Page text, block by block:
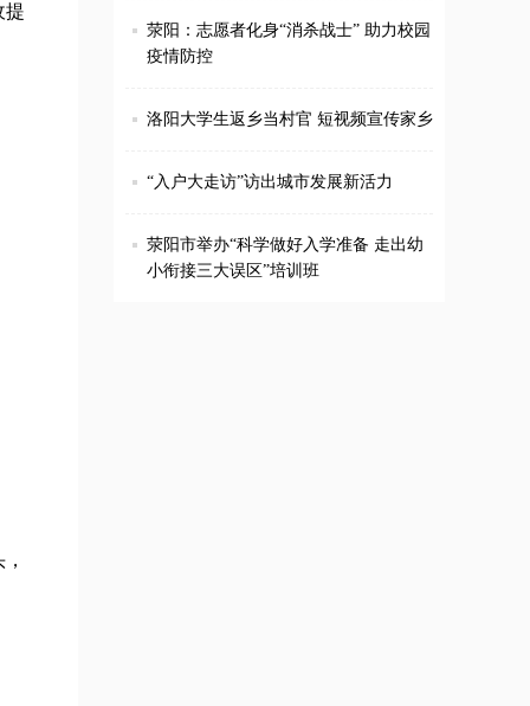
提
荥阳：志愿者化身“消杀战士” 助力校园
疫情防控
洛阳大学生返乡当村官 短视频宣传家乡
“入户大走访”访出城市发展新活力
荥阳市举办“科学做好入学准备 走出幼
小衔接三大误区”培训班